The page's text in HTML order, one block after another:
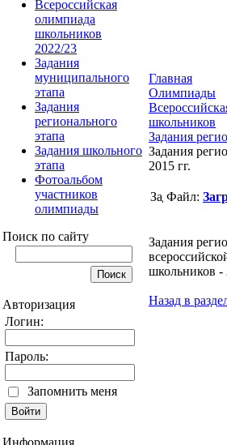
Всероссийская
олимпиада
школьников
2022/23
Задания
муниципального
этапа
Задания
регионального
этапа
Задания школьного
этапа
Фотоальбом
участников
олимпиады
Поиск по сайту
Авторизация
Логин:
Пароль:
Запомнить меня
Информация
Главная
Олимпиады
школьников
Задания
Задания
2015 гг.
Файл:
Задания
школьников -
Назад в